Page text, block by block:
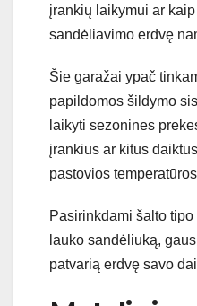
įrankių laikymui ar
sandėliavimo erdvę
Šie garažai ypač
papildomos šildymo
laikyti sezonines
įrankius ar kitus
pastovios
Pasirinkdami šalto
lauko sandėliuką,
patvarią erdvę savo